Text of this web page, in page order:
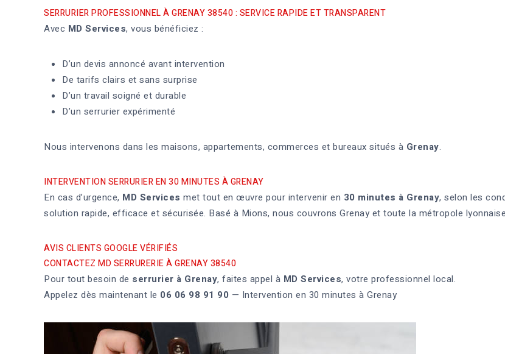
SERRURIER PROFESSIONNEL À GRENAY 38540 : SERVICE RAPIDE ET TRANSPARENT
Avec MD Services, vous bénéficiez :
D’un devis annoncé avant intervention
De tarifs clairs et sans surprise
D’un travail soigné et durable
D’un serrurier expérimenté
Nous intervenons dans les maisons, appartements, commerces et bureaux situés à Grenay.
INTERVENTION SERRURIER EN 30 MINUTES À GRENAY
En cas d’urgence, MD Services met tout en œuvre pour intervenir en 30 minutes à Grenay, selon les
solution rapide, efficace et sécurisée. Basé à Mions, nous couvrons Grenay et toute la métropole
AVIS CLIENTS GOOGLE VÉRIFIÉS
CONTACTEZ MD SERRURERIE À GRENAY 38540
Pour tout besoin de serrurier à Grenay, faites appel à MD Services, votre professionnel local.
Appelez dès maintenant le 06 06 98 91 90 — Intervention en 30 minutes à Grenay